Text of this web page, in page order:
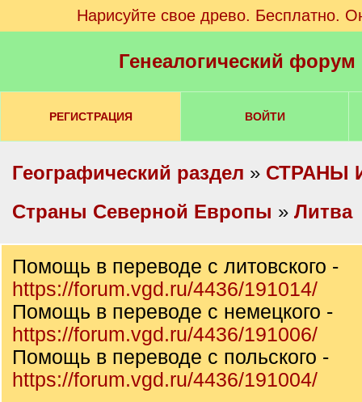
Нарисуйте свое древо. Бесплатно.
Генеалогический
РЕГИСТРАЦИЯ ВОЙТИ
Географический раздел » СТРАНЫ
Cтраны Северной Европы » Литва
Помощь в переводе с литовского -
https://forum.vgd.ru/4436/191014/
Помощь в переводе с немецкого -
https://forum.vgd.ru/4436/191006/
Помощь в переводе с польского -
https://forum.vgd.ru/4436/191004/